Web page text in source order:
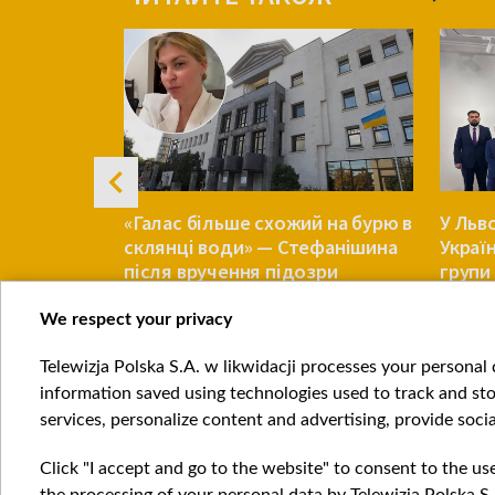
«Галас більше схожий на бурю в
склянці води» — Стефанішина
після вручення підозри
УКРАЇНА
У
групи
Item
1
of
We respect your privacy
Telewizja Polska S.A. w likwidacji processes your
information saved using technologies used to track and
services, personalize content and advertising, provide
Click "I accept and go to the website" to consent to the